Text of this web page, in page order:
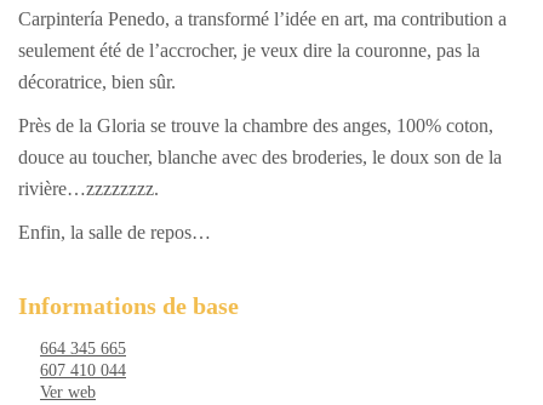
Carpintería Penedo, a transformé l’idée en art, ma contribution a
seulement été de l’accrocher, je veux dire la couronne, pas la
décoratrice, bien sûr.
Près de la Gloria se trouve la chambre des anges, 100% coton,
douce au toucher, blanche avec des broderies, le doux son de la
rivière…zzzzzzzz.
Enfin, la salle de repos…
Informations de base
664 345 665
607 410 044
Ver web